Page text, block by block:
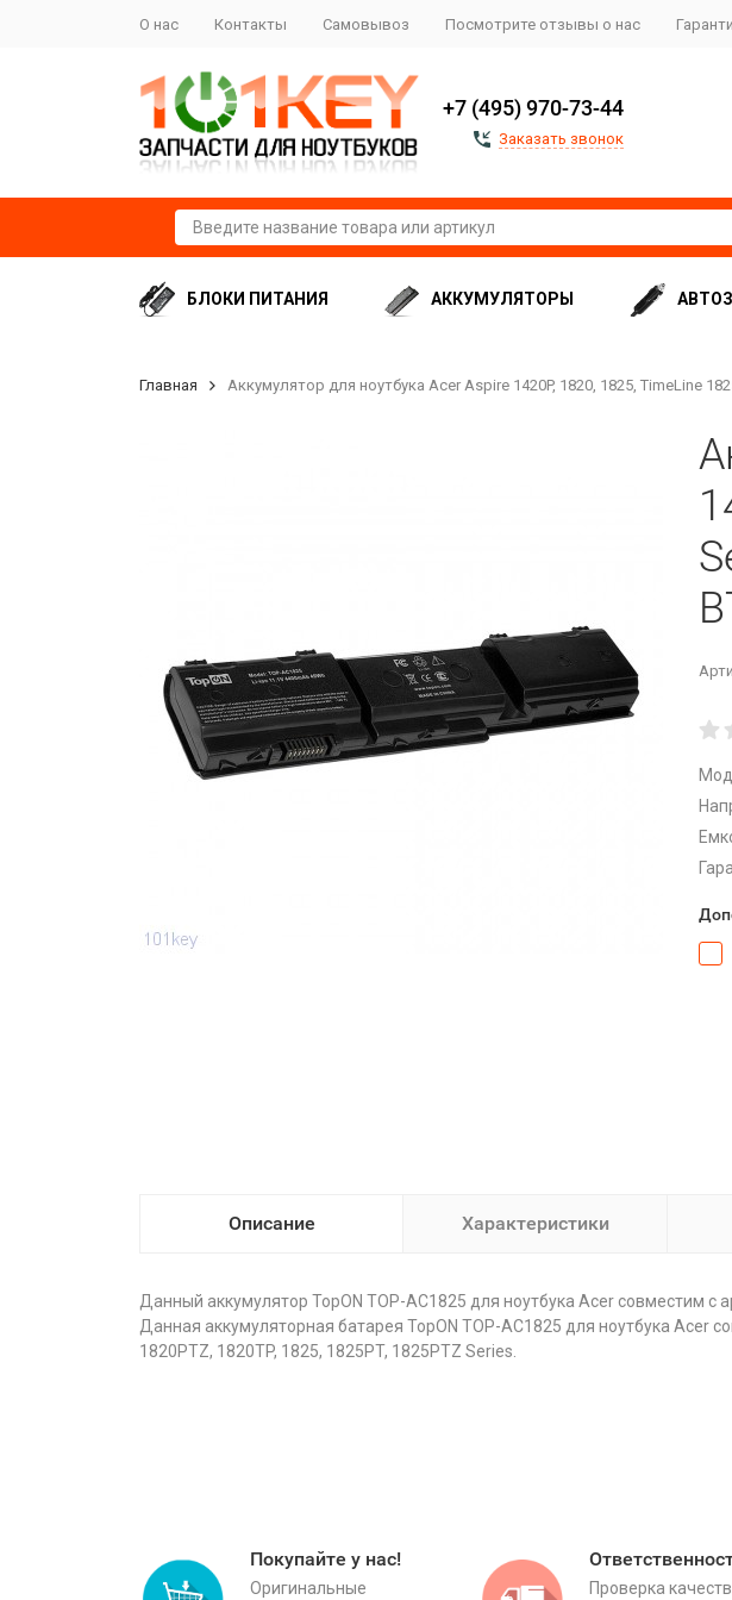
О нас Контакты Самовывоз Посмотрите отзывы о нас
+7 (495) 970-73-44
Заказать звонок
БЛОКИ ПИТАНИЯ АККУМУЛЯТОРЫ
Главная Аккумулятор для ноутбука Acer Aspire 1420P, 1820, 1825, TimeLine
Описание Характеристики
Данный аккумулятор TopON TOP-AC1825 для ноутбука Acer совместим с
Данная аккумуляторная батарея TopON TOP-AC1825 для ноутбука Acer
1820PTZ, 1820TP, 1825, 1825PT, 1825PTZ Series.
Покупайте у нас!
Оригинальные Проверка